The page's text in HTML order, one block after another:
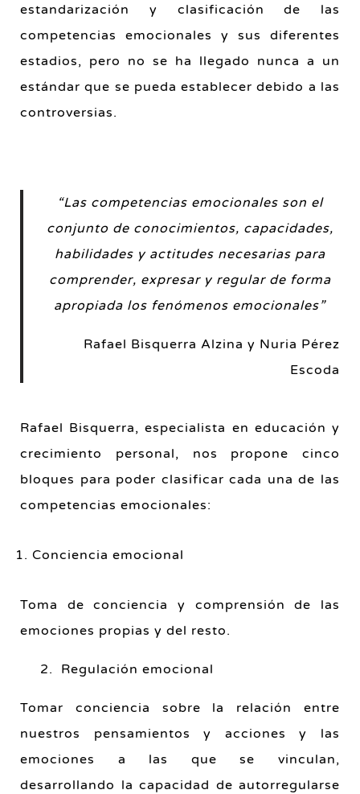
estandarización y clasificación de las
competencias emocionales y sus diferentes
estadios, pero no se ha llegado nunca a un
estándar que se pueda establecer debido a las
controversias.
“Las competencias emocionales son el
conjunto de conocimientos, capacidades,
habilidades y actitudes necesarias para
comprender, expresar y regular de forma
apropiada los fenómenos emocionales”
Rafael Bisquerra Alzina y Nuria Pérez
Escoda
Rafael Bisquerra, especialista en educación y
crecimiento personal, nos propone cinco
bloques para poder clasificar cada una de las
competencias emocionales:
Conciencia emocional
Toma de conciencia y comprensión de las
emociones propias y del resto.
2. Regulación emocional
Tomar conciencia sobre la relación entre
nuestros pensamientos y acciones y las
emociones a las que se vinculan,
desarrollando la capacidad de autorregularse